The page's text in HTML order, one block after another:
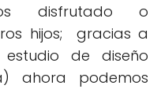
disfrutado o
hijos; gracias a
de diseño
ahora podemos